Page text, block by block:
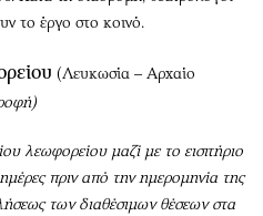
το έργο στο κοινό.
(Λευκωσία – Αρχαίο
λεωφορείου μαζί με το εισιτήριο
πριν από την ημερομηνία της
των διαθέσιμων θέσεων στα